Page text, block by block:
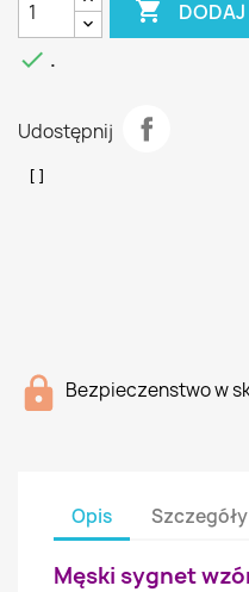

 .
Udostępnij
Bezpieczenstwo w
Opis
Męski sygnet